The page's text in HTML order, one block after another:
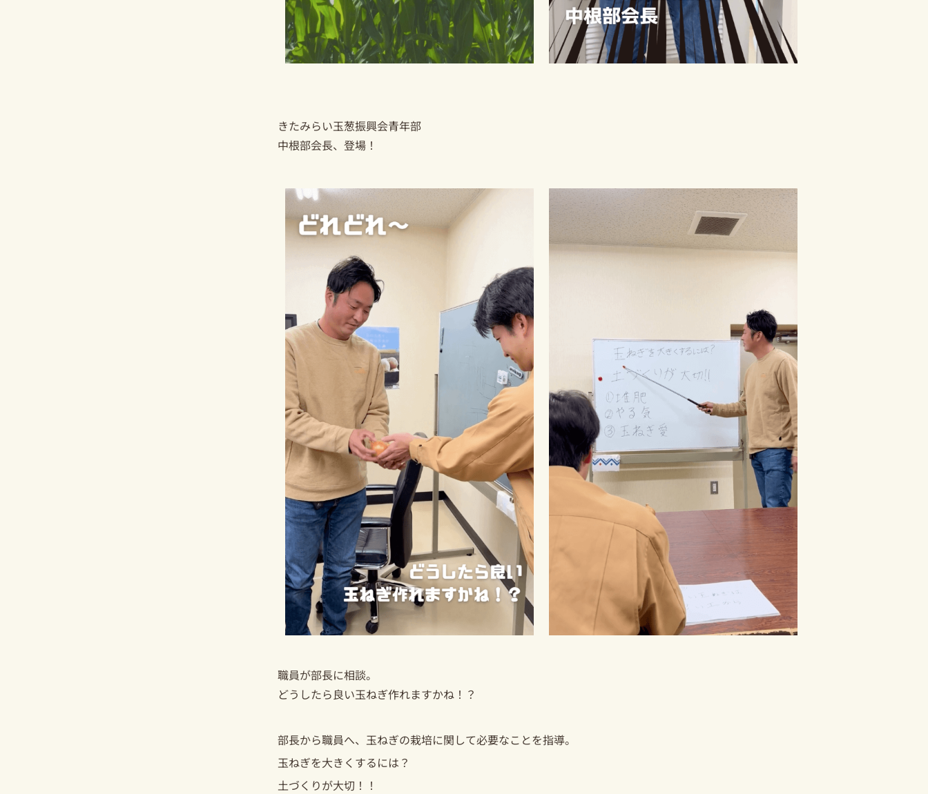
きたみらい玉葱振興会青年部
中根部会長、登場！
職員が部長に相談。
どうしたら良い玉ねぎ作れますかね！？
部長から職員へ、玉ねぎの栽培に関して必要なことを指導。
玉ねぎを大きくするには？
土づくりが大切！！